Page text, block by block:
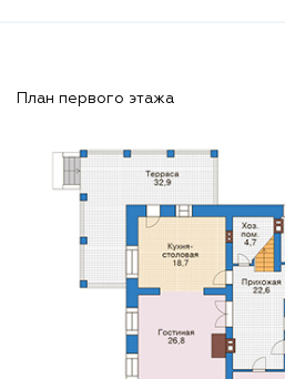
План первого этажа